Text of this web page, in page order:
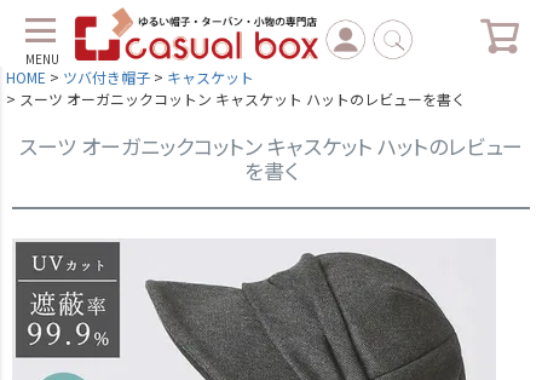
MENU
HOME ツバ付き帽子
キャスケット
スーツ オーガニックコットン キャスケット ハットのレビューを書く
スーツ オーガニックコットン キャスケット ハットのレビュー
を書く